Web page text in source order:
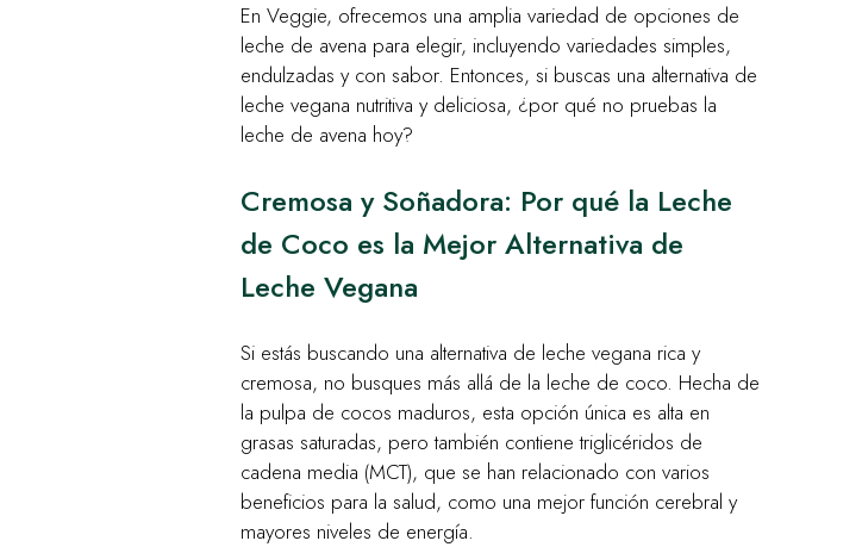
En Veggie, ofrecemos una amplia variedad de opciones de
leche de avena para elegir, incluyendo variedades simples,
endulzadas y con sabor. Entonces, si buscas una alternativa de
leche vegana nutritiva y deliciosa, ¿por qué no pruebas la
leche de avena hoy?
Cremosa y Soñadora: Por qué la Leche
de Coco es la Mejor Alternativa de
Leche Vegana
Si estás buscando una alternativa de leche vegana rica y
cremosa, no busques más allá de la leche de coco. Hecha de
la pulpa de cocos maduros, esta opción única es alta en
grasas saturadas, pero también contiene triglicéridos de
cadena media (MCT), que se han relacionado con varios
beneficios para la salud, como una mejor función cerebral y
mayores niveles de energía.